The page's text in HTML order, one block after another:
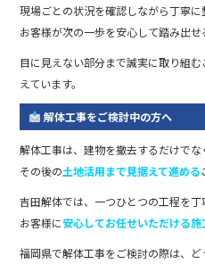
現場ごとの状況を確認しながら丁寧に
お客様が次の一歩を安心して踏み出せ
目に見えない部分まで誠実に取り組
えています。
解体工事をご検討中の方へ
解体工事は、建物を撤去するだけでな
その後の土地活用まで見据えて進める
吉田解体では、一つひとつの工程を丁
お客様に安心してお任せいただける施
福岡県で解体工事をご検討の際は、